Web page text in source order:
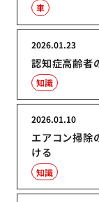
車
認知症高齢者
2026.01.23
知識
エアコン掃除
ける
2026.01.10
知識